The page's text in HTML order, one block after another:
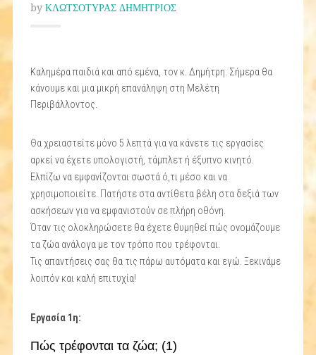
by ΚΛΩΤΣΟΤΥΡΑΣ ΔΗΜΗΤΡΙΟΣ
Καλημέρα παιδιά και από εμένα, τον κ. Δημήτρη. Σήμερα θα
κάνουμε και μια μικρή επανάληψη στη Μελέτη
Περιβάλλοντος.
Θα χρειαστείτε μόνο 5 λεπτά για να κάνετε τις εργασίες
αρκεί να έχετε υπολογιστή, τάμπλετ ή έξυπνο κινητό.
Ελπίζω να εμφανίζονται σωστά ό,τι μέσο και να
χρησιμοποιείτε. Πατήστε στα αντίθετα βέλη στα δεξιά των
ασκήσεων για να εμφανιστούν σε πλήρη οθόνη.
Όταν τις ολοκληρώσετε θα έχετε θυμηθεί πώς ονομάζουμε
τα ζώα ανάλογα με τον τρόπο που τρέφονται.
Τις απαντήσεις σας θα τις πάρω αυτόματα και εγώ. Ξεκινάμε
λοιπόν και καλή επιτυχία!
Εργασία 1η: